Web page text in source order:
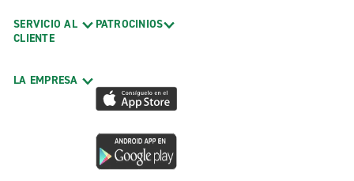
SERVICIO AL
CLIENTE
LA EMPRESA
PATROCINIOS